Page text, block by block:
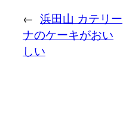
← 浜田山 カテリー
ナのケーキがおい
しい